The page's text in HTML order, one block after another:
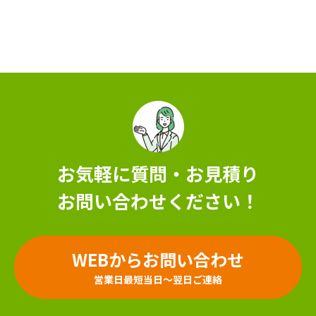
お気軽に質問・お見積り
お問い合わせください！
WEBからお問い合わせ
営業日最短当日～翌日ご連絡